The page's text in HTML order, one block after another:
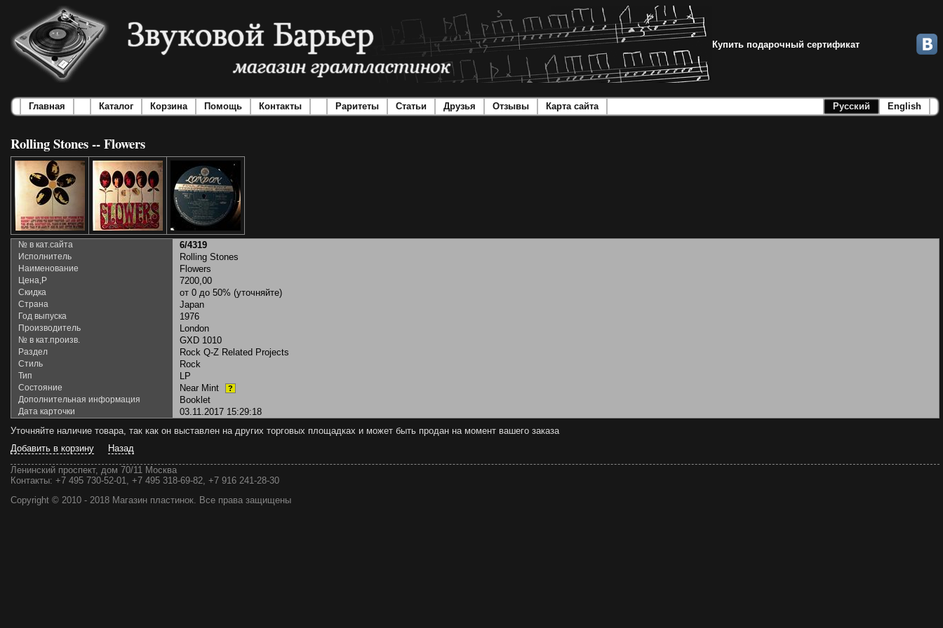
Купить подарочный сертификат
Главная Каталог Корзина Помощь Контакты Раритеты Статьи Друзья Отзывы Карта сайта Русский English
Rolling Stones -- Flowers
№ в кат.сайта 6/4319
Исполнитель Rolling Stones
Наименование Flowers
Цена,Р 7200,00
Скидка от 0 до 50% (уточняйте)
Страна Japan
Год выпуска 1976
Производитель London
№ в кат.произв. GXD 1010
Раздел Rock Q-Z Related Projects
Стиль Rock
Тип LP
Состояние Near Mint ?
Дополнительная информация Booklet
Дата карточки
03.11.2017 15:29:18
Уточняйте наличие товара, так как он выставлен на других торговых площадках и может быть продан на момент вашего заказа
Добавить в корзину
Назад
Ленинский проспект, дом 70/11 Москва
Контакты: +7 495 730-52-01, +7 495 318-69-82, +7 916 241-28-30
Copyright © 2010 - 2018 Магазин пластинок. Все права защищены